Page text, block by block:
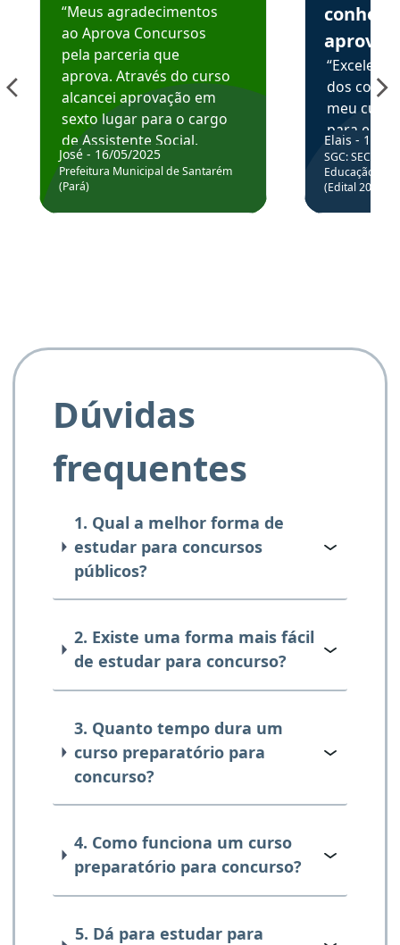
“Meus agradecimentos
ao Aprova Concursos
pela parceria que
aprova. Através do curso
alcancei aprovação em
sexto lugar para o cargo
de Assistente Social.
Hoje estou atuando na
Prefeitura de Santarém.
José - 16/05/2025
Prefeitura Municipal de Santarém
(Pará)
aprova
dos
meu
para
colocar
através
de
Elais - 15/
SGC: SEC BA
Educação
(Edital
Dúvidas
frequentes
1. Qual a melhor forma de
estudar para concursos
públicos?
2. Existe uma forma mais fácil
de estudar para concurso?
3. Quanto tempo dura um
curso preparatório para
concurso?
4. Como funciona um curso
preparatório para concurso?
5. Dá para estudar para